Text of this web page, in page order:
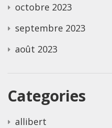
octobre 2023
septembre 2023
août 2023
Categories
allibert